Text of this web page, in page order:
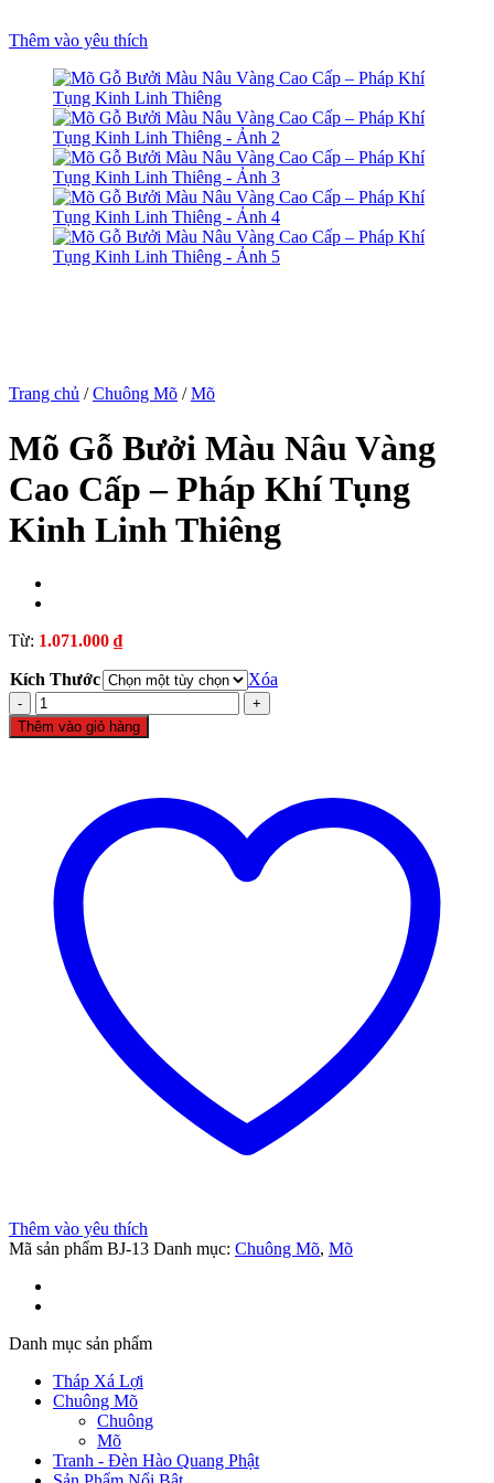
downloader
Thêm vào yêu thích
Trang chủ / Chuông Mõ / Mõ
Mõ Gỗ Bưởi Màu Nâu Vàng
Cao Cấp – Pháp Khí Tụng
Kinh Linh Thiêng
Từ: 1.071.000 ₫
Kích Thước
Xóa
Mõ
Gỗ
Bưởi
Pháp
Khí
Tụng
Kinh
Linh
Thiêng
Thêm vào giỏ hàng
Thêm vào yêu thích
Mã sản phẩm BJ-13 Danh mục: Chuông Mõ, Mõ
Danh mục sản phẩm
Tháp Xá Lợi
Chuông Mõ
Chuông
Mõ
Tranh - Đèn Hào Quang Phật